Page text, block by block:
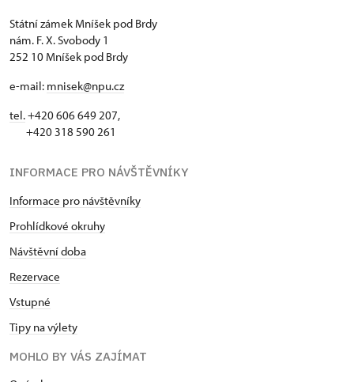
Státní zámek Mníšek pod Brdy
nám. F. X. Svobody 1
252 10 Mníšek pod Brdy
e-mail: mnisek@npu.cz
tel.+420 606 649 207,
+420 318 590 261
INFORMACE PRO NÁVŠTĚVNÍKY
Informace pro návštěvníky
Prohlídkové okruhy
Návštěvní doba
Rezervace
Vstupné
Tipy na výlety
MOHLO BY VÁS ZAJÍMAT